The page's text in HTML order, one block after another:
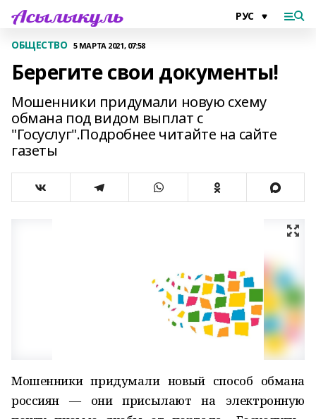
ОБЩЕСТВО 5 МАРТА 2021, 07:58
Берегите свои документы!
Мошенники придумали новую схему
обмана под видом выплат с
"Госуслуг".Подробнее читайте на сайте
газеты
Мошенники придумали новый способ обмана
россиян — они присылают на электронную